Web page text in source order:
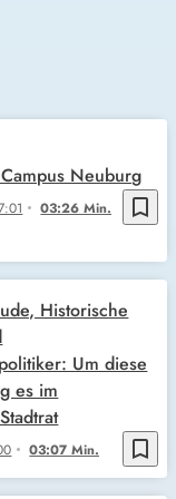
bookmark_border
03:26 Min.
Neuburg
bookmark_border
03:07 Min.
Historische
Um diese
es im